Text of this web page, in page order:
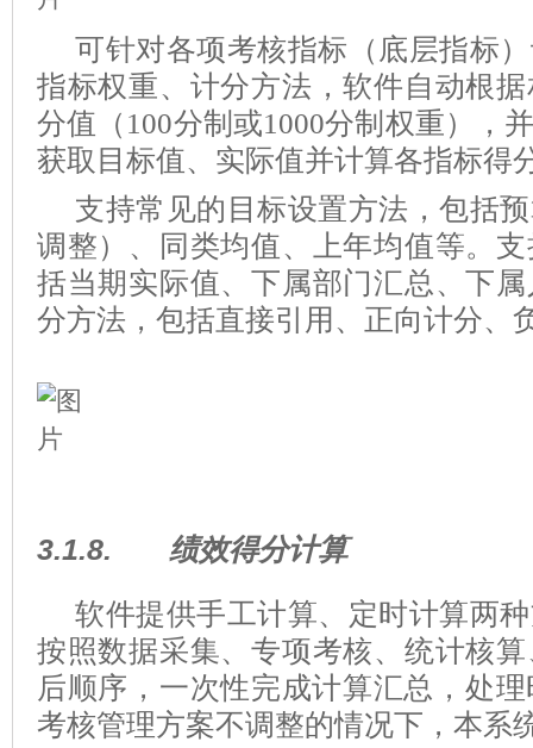
可针对各项考核指标（底层指标
指标权重、计分方法，软件自动根
分值（100分制或1000分制权重），
获取目标值、实际值并计算各指标得
支持常见的目标设置方法，包括
调整）、同类均值、上年均值等。
括当期实际值、下属部门汇总、下
分方法，包括直接引用、正向计分、
3.1.8. 绩效得分计算
软件提供手工计算、定时计算两
按照数据采集、专项考核、统计核
后顺序，一次性完成计算汇总，处
考核管理方案不调整的情况下，本系